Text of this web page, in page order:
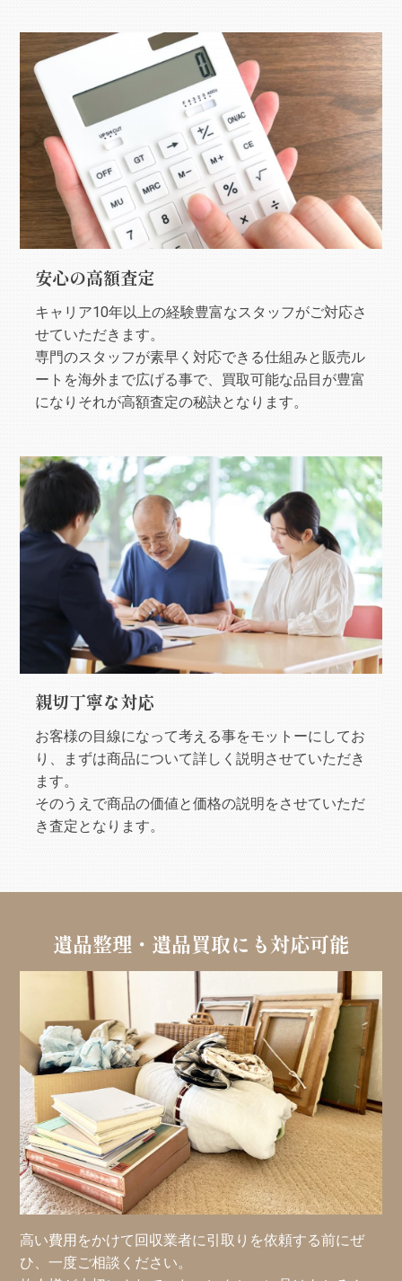
安心の高額査定
キャリア10年以上の経験豊富なスタッフがご対応さ
せていただきます。
専門のスタッフが素早く対応できる仕組みと販売ル
ートを海外まで広げる事で、買取可能な品目が豊富
になりそれが高額査定の秘訣となります。
親切丁寧な対応
お客様の目線になって考える事をモットーにしてお
り、まずは商品について詳しく説明させていただき
ます。
そのうえで商品の価値と価格の説明をさせていただ
き査定となります。
遺品整理・遺品買取にも対応可能
高い費用をかけて回収業者に引取りを依頼する前にぜ
ひ、一度ご相談ください。